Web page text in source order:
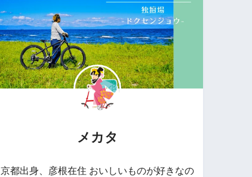
メカタ
京都出身、彦根在住 おいしいものが好きなの